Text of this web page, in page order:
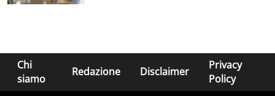
Chi
siamo
Redazione Disclaimer
Privacy
Policy